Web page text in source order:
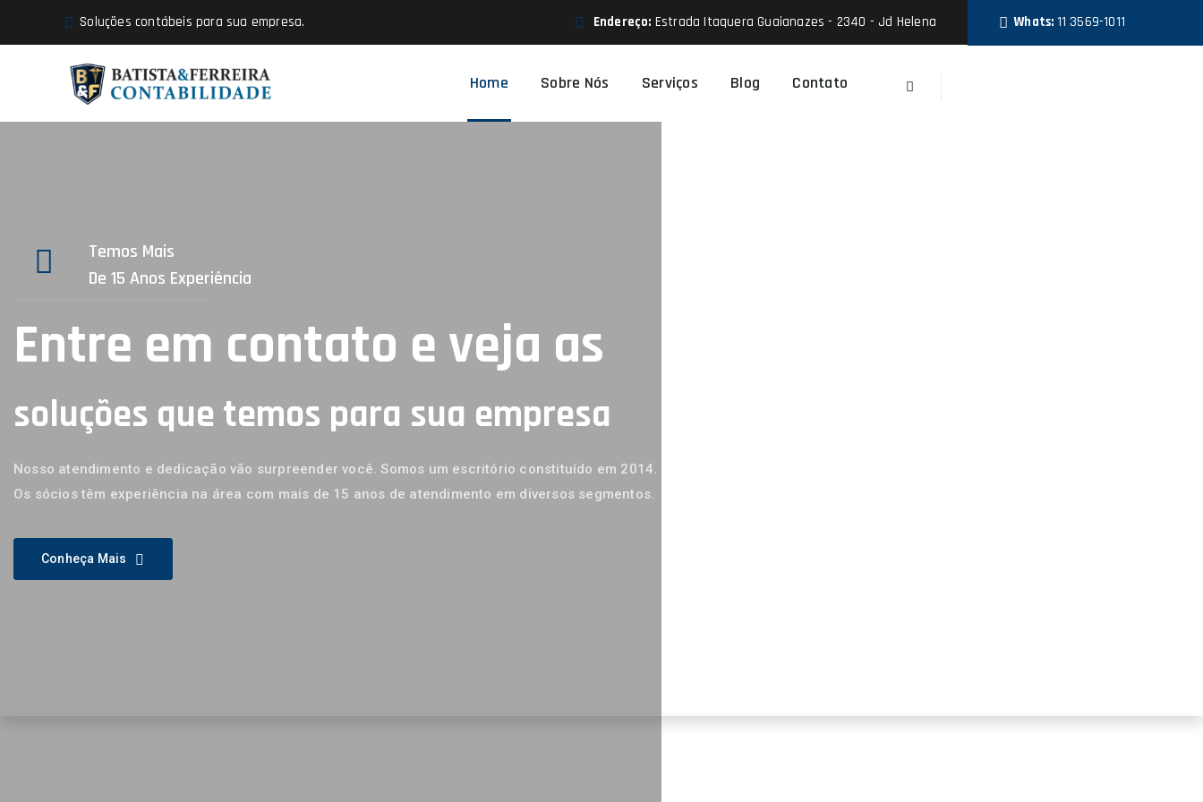
Soluções contábeis para sua empresa. Endereço: Estrada Itaquera Guaianazes - 2340 - Jd Helena Whats: 11 3569-1011
Home Sobre Nós Serviços Blog Contato
Temos Mais
De 15 Anos Experiência
Entre em contato e veja as
soluções que temos para sua empresa
Nosso atendimento e dedicação vão surpreender você. Somos um escritório constituído em 2014.
Os sócios têm experiência na área com mais de 15 anos de atendimento em diversos segmentos.
Conheça Mais